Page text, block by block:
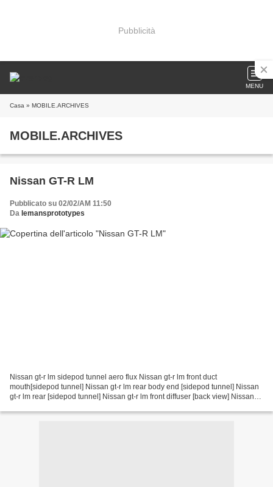
Pubblicità
MENU
Casa » MOBILE.ARCHIVES
MOBILE.ARCHIVES
Nissan GT-R LM
Pubblicato su 02/02/AM 11:50
Da lemansprototypes
Nissan gt-r lm sidepod tunnel aero flux Nissan gt-r lm front duct
mouth[sidepod tunnel] Nissan gt-r lm rear body end [sidepod tunnel] Nissan
gt-r lm rear [sidepod tunnel] Nissan gt-r lm front diffuser [back view] Nissan